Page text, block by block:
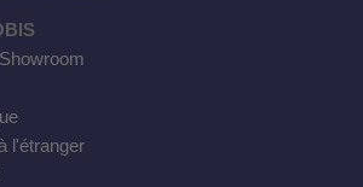
l'étranger